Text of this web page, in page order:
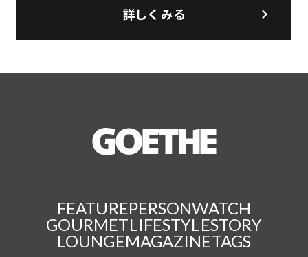
詳しくみる
FEATUREPERSONWATCH
GOURMETLIFESTYLESTORY
LOUNGEMAGAZINETAGS